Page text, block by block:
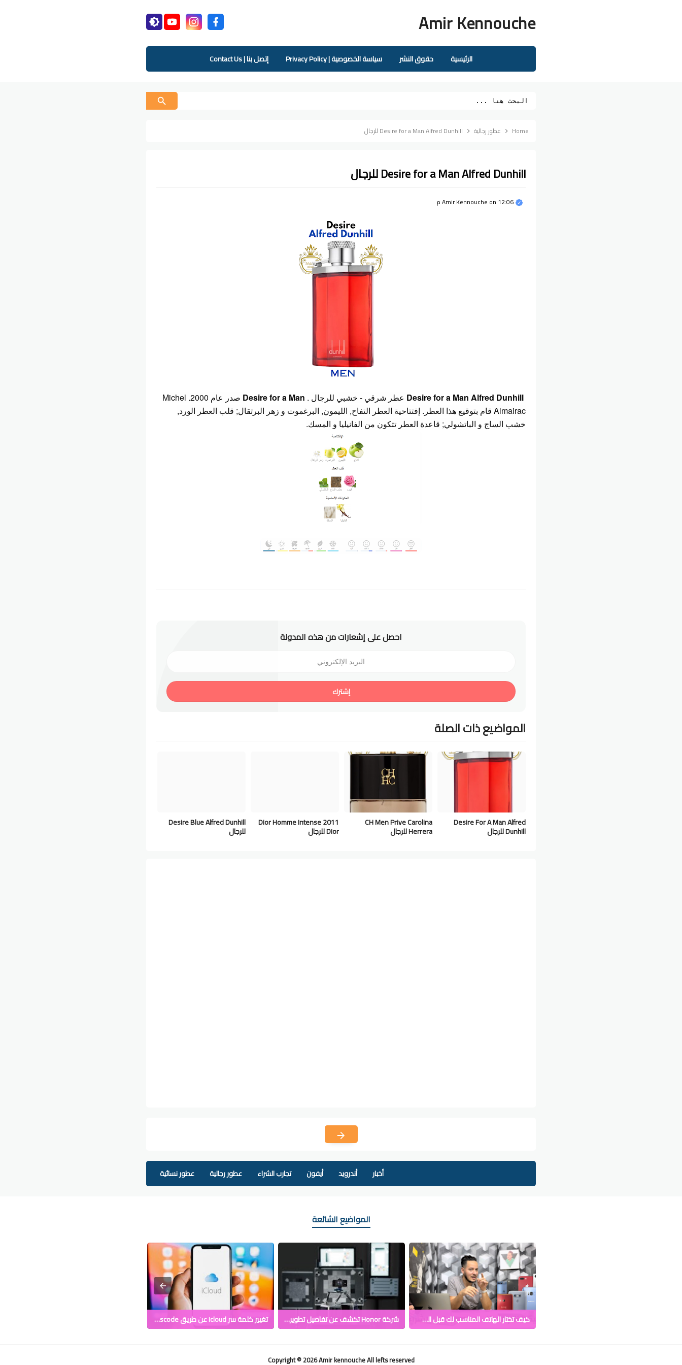
Amir Kennouche
الرئيسية حقوق النشر سياسة الخصوصية | Privacy Policy إتصل بنا | Contact Us
Home عطور رجالية Desire for a Man Alfred Dunhill للرجال
Desire for a Man Alfred Dunhill للرجال
Amir Kennouche on 12:06 م
Desire for a Man Alfred Dunhill عطر شرقي - خشبي للرجال . Desire for a Man
صدر عام 2000. Michel
Almairac قام بتوقيع هذا العطر. إفتتاحية العطر التفاح, الليمون, البرغموت و زهر البرتقال; قلب العطر الورد,
خشب الساج و الباتشولي; قاعدة العطر تتكون من الفانيليا و المسك.
احصل على إشعارات من هذه المدونة
إشترك
المواضيع ذات الصلة
Desire For A Man Alfred
Dunhill للرجال
CH Men Prive Carolina
Herrera للرجال
Dior Homme Intense 2011
Dior للرجال
Desire Blue Alfred Dunhill
للرجال
أخبار أندرويد أيفون تجارب الشراء عطور رجالية عطور نسائية
المواضيع الشائعة
كيف تختار الهاتف المناسب لك قبل الشراء شركة Honor تكشف عن تفاصيل تطوير واختبار كاميرا هاتف Magic5 Pro تغيير كلمة سر icloud عن طريق passcode !
Copyright ©2026Amir kennoucheAll lefts reserved